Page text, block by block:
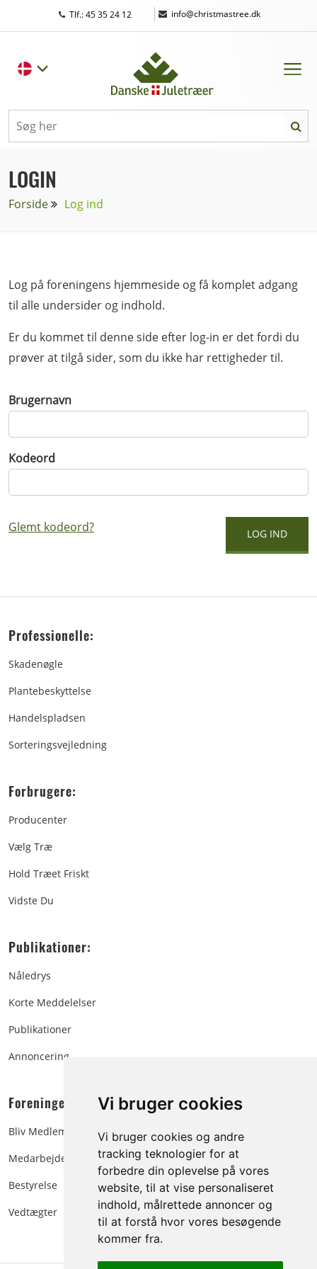
Vi bruger cookies
Vi bruger cookies og andre
tracking teknologier for at
forbedre din oplevelse på vores
website, til at vise personaliseret
indhold, målrettede annoncer og
til at forstå hvor vores besøgende
kommer fra.
Tlf.: 45 35 24 12 | info@christmastree.dk
LOGIN
Forside Log ind
Log på foreningens hjemmeside og få komplet adgang
til alle undersider og indhold.
Er du kommet til denne side efter log-in er det fordi du
prøver at tilgå sider, som du ikke har rettigheder til.
Brugernavn
Kodeord
Glemt kodeord?
Professionelle:
Skadenøgle
Plantebeskyttelse
Handelspladsen
Sorteringsvejledning
Forbrugere:
Producenter
Vælg Træ
Hold Træet Friskt
Vidste Du
Publikationer:
Nåledrys
Korte Meddelelser
Publikationer
Annoncering
Foreningen:
Bliv Medlem
Medarbejdere
Bestyrelse
Vedtægter